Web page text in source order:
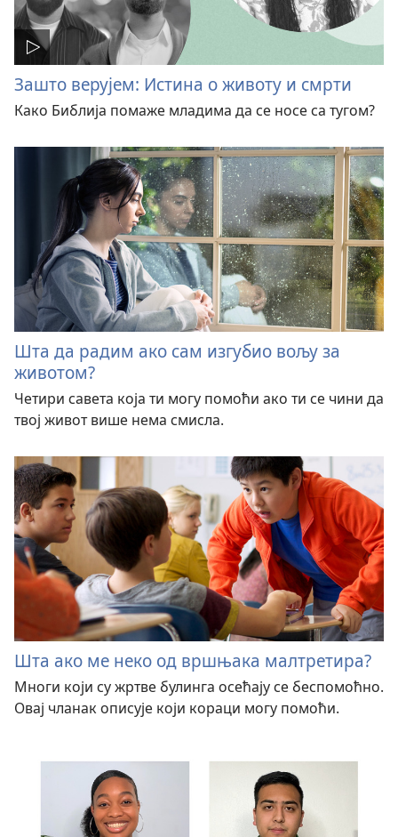
Зашто верујем: Истина о животу и смрти
Како Библија помаже младима да се носе са тугом?
Шта да радим ако сам изгубио вољу за
животом?
Четири савета која ти могу помоћи ако ти се чини да
твој живот више нема смисла.
Шта ако ме неко од вршњака малтретира?
Многи који су жртве булинга осећају се беспомоћно.
Овај чланак описује који кораци могу помоћи.